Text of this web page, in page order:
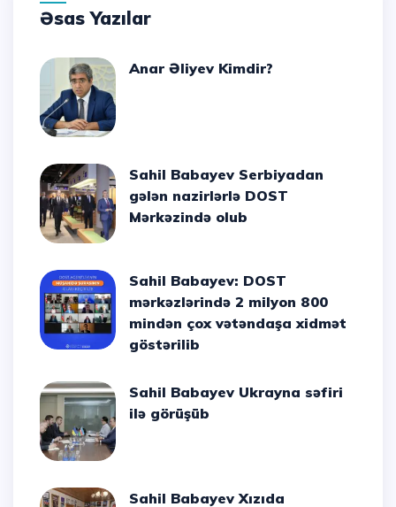
Əsas Yazılar
Anar Əliyev Kimdir?
Sahil Babayev Serbiyadan
gələn nazirlərlə DOST
Mərkəzində olub
Sahil Babayev: DOST
mərkəzlərində 2 milyon 800
mindən çox vətəndaşa xidmət
göstərilib
Sahil Babayev Ukrayna səfiri
ilə görüşüb
Sahil Babayev Xızıda